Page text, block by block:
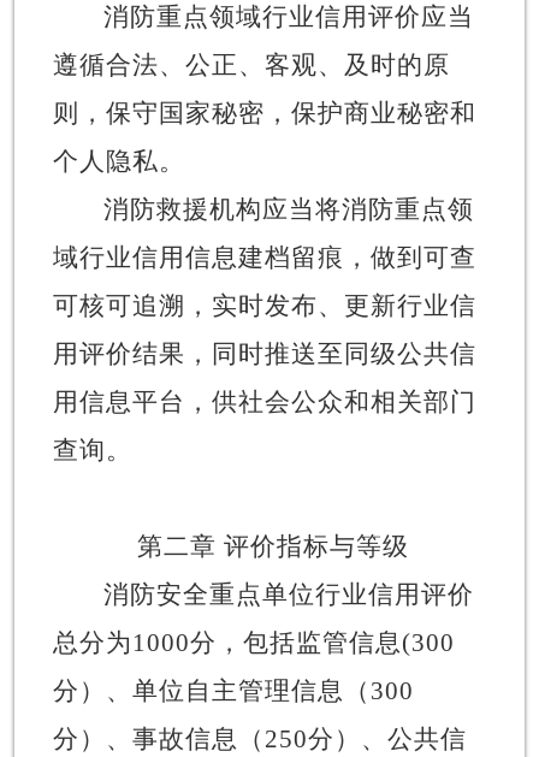
消防重点领域行业信用评价应当
遵循合法、公正、客观、及时的原
则，保守国家秘密，保护商业秘密和
个人隐私。
消防救援机构应当将消防重点领
域行业信用信息建档留痕，做到可查
可核可追溯，实时发布、更新行业信
用评价结果，同时推送至同级公共信
用信息平台，供社会公众和相关部门
查询。
第二章 评价指标与等级
消防安全重点单位行业信用评价
总分为 1000分，包括监管信息(300
分）、单位自主管理信息（ 300
分）、事故信息（ 250分）、公共信